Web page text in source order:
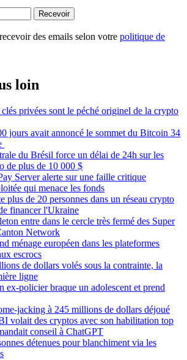
Recevoir
des emails selon votre politique de
loin
privées sont le péché originel de la crypto
jours avait annoncé le sommet du Bitcoin 34
du Brésil force un délai de 24h sur les
de plus de 10 000 $
Server alerte sur une faille critique
qui menace les fonds
plus de 20 personnes dans un réseau crypto
financer l'Ukraine
entre dans le cercle très fermé des Super
Network
ménage européen dans les plateformes
escrocs
de dollars volés sous la contrainte, la
ligne
ex-policier braque un adolescent et prend
jacking à 245 millions de dollars déjoué
volait des cryptos avec son habilitation top
conseil à ChatGPT
détenues pour blanchiment via les